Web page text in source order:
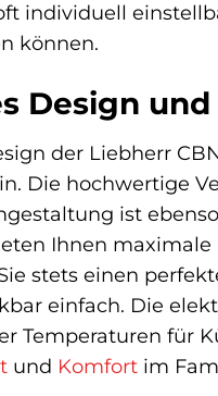
individuell
können.
Design
der Liebherr
Die hochwertige
ist
Ihnen
stets einen
einfach. Die
Temperaturen für
und Komfort im